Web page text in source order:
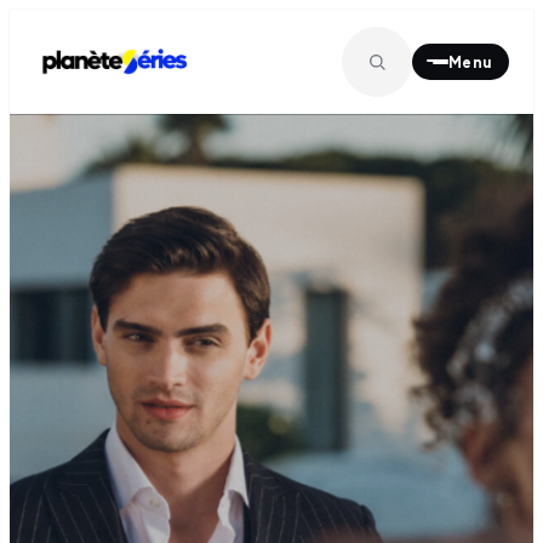
Menu
MENU PRINCIPAL
À la une
Séries
Films